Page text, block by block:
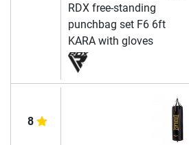
RDX free-standing
punchbag set F6 6ft
KARA with gloves
8